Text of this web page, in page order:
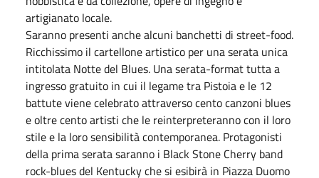
artigianato locale.
Saranno presenti anche alcuni banchetti di street-food.
Ricchissimo il cartellone artistico per una serata unica
intitolata Notte del Blues. Una serata-format tutta a
ingresso gratuito in cui il legame tra Pistoia e le 12
battute viene celebrato attraverso cento canzoni blues
e oltre cento artisti che le reinterpreteranno con il loro
stile e la loro sensibilità contemporanea. Protagonisti
della prima serata saranno i Black Stone Cherry band
rock-blues del Kentucky che si esibirà in Piazza Duomo